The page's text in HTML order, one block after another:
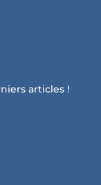
articles !